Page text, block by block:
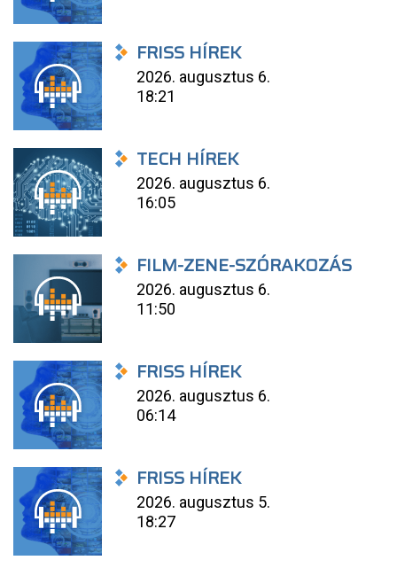
FRISS HÍREK
2026. augusztus 6.
18:21
TECH HÍREK
2026. augusztus 6.
16:05
FILM-ZENE-SZÓRAKOZÁS
2026. augusztus 6.
11:50
FRISS HÍREK
2026. augusztus 6.
06:14
FRISS HÍREK
2026. augusztus 5.
18:27